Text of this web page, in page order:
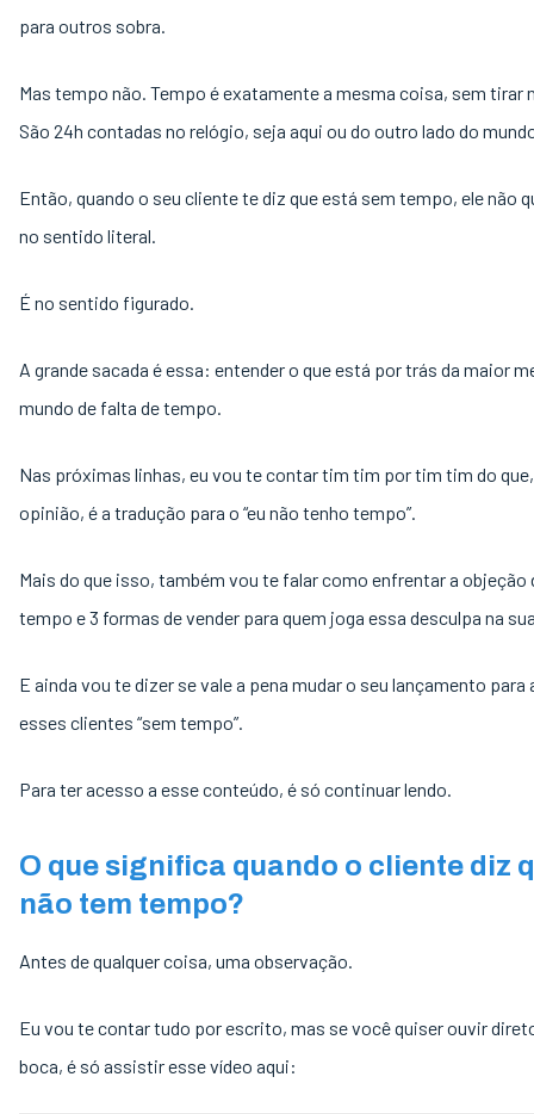
para outros sobra.
Mas tempo não. Tempo é exatamente a mesma coisa, sem tirar
São 24h contadas no relógio, seja aqui ou do outro lado do
Então, quando o seu cliente te diz que está sem tempo, ele não
no sentido literal.
É no sentido figurado.
A grande sacada é essa: entender o que está por trás da maior
mundo de falta de tempo.
Nas próximas linhas, eu vou te contar tim tim por tim tim do
opinião, é a tradução para o “eu não tenho tempo”.
Mais do que isso, também vou te falar como enfrentar a objeção
tempo e 3 formas de vender para quem joga essa desculpa na
E ainda vou te dizer se vale a pena mudar o seu lançamento para
esses clientes “sem tempo”.
Para ter acesso a esse conteúdo, é só continuar lendo.
O que significa quando o cliente diz
não tem tempo?
Antes de qualquer coisa, uma observação.
Eu vou te contar tudo por escrito, mas se você quiser ouvir
boca, é só assistir esse vídeo aqui: